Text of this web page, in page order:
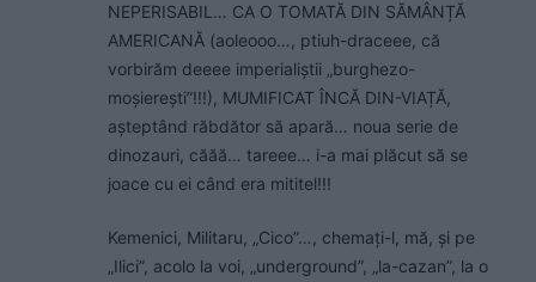
NEPERISABIL… CA O TOMATĂ DIN SĂMÂNȚĂ
AMERICANĂ (aoleooo…, ptiuh-draceee, că
vorbirăm deeee imperialiștii „burghezo-
moșierești”!!!), MUMIFICAT ÎNCĂ DIN-VIAȚĂ,
așteptând răbdător să apară… noua serie de
dinozauri, căăă… tareee… i-a mai plăcut să se
joace cu ei când era mititel!!!
Kemenici, Militaru, „Cico”…, chemați-l, mă, și pe
„Ilici”, acolo la voi, „underground”, „la-cazan”, la o